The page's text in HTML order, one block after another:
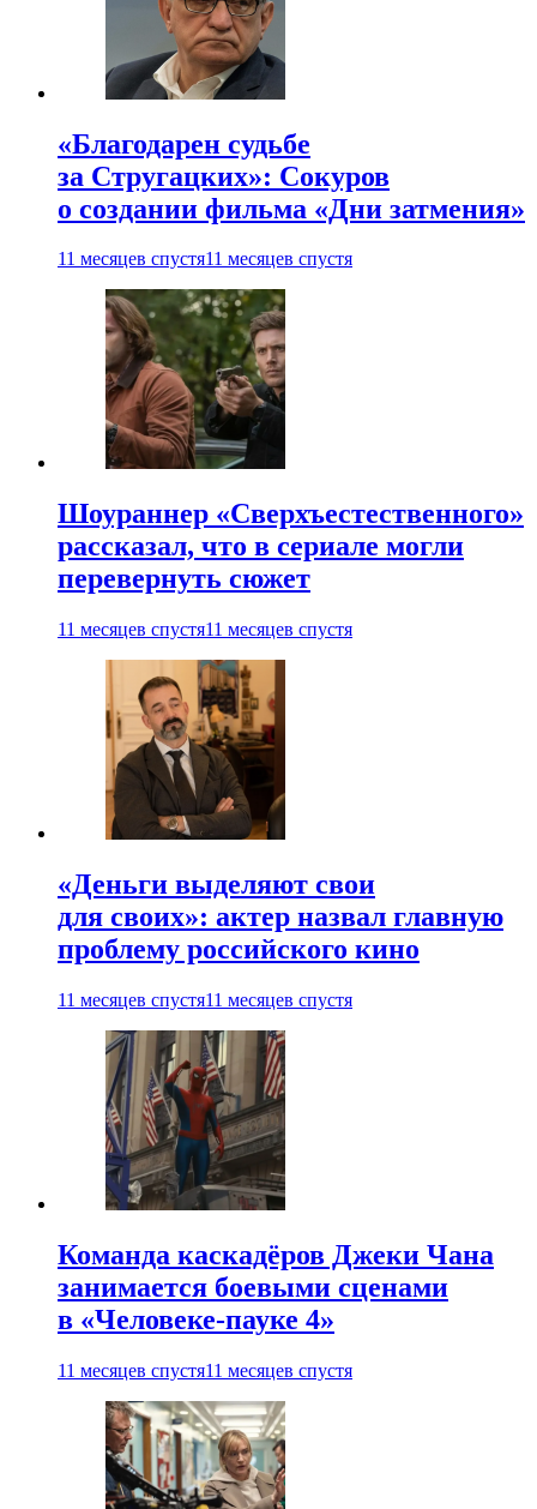
«Благодарен судьбе
за Стругацких»: Сокуров
о создании фильма «Дни затмения»
11 месяцев спустя11 месяцев спустя
Шоураннер «Сверхъестественного»
рассказал, что в сериале могли
перевернуть сюжет
11 месяцев спустя11 месяцев спустя
«Деньги выделяют свои
для своих»: актер назвал главную
проблему российского кино
11 месяцев спустя11 месяцев спустя
Команда каскадёров Джеки Чана
занимается боевыми сценами
в «Человеке-пауке 4»
11 месяцев спустя11 месяцев спустя